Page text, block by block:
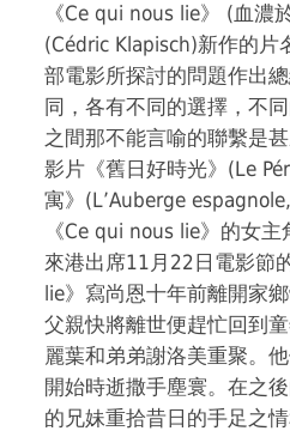
《Ce qui nous lie》 (血濃
(Cédric Klapisch)新作的
部電影所探討的問題作出
同，各有不同的選擇，不
之間那不能言喻的聯繫是
影片《舊日好時光》(Le
寓》(L’Auberge
《Ce qui nous lie》的女
來港出席11月22日電影節
lie》寫尚恩十年前離開家
父親快將離世便趕忙回到
麗葉和弟弟謝洛美重聚。
開始時逝撒手塵寰。在之
的兄妹重拾昔日的手足之